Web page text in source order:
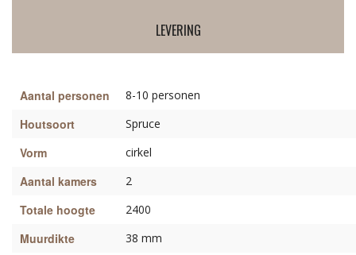
LEVERING
Aantal personen 8-10 personen
Houtsoort Spruce
Vorm cirkel
Aantal kamers 2
Totale hoogte 2400
Muurdikte 38 mm